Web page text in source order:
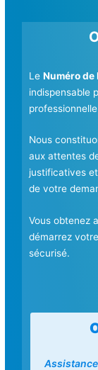
LeNuméro de
indispensable
Nous
aux attentes
justificatives
de votre
Vous obtenez
démarrez
sécurisé.
Assistance